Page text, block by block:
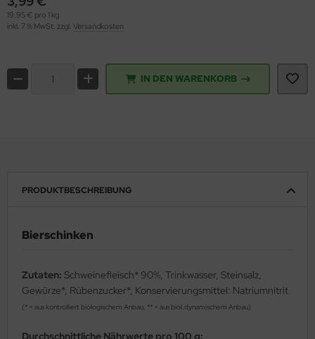
19,95 € pro 1 kg
inkl. 7 % MwSt. zzgl. Versandkosten
IN DEN WARENKORB
PRODUKTBESCHREIBUNG
Bierschinken
Zutaten: Schweinefleisch* 90%, Trinkwasser, Steinsalz,
Gewürze*, Rübenzucker*, Konservierungsmittel: Natriumnitrit
(* = aus kontrolliert biologischem Anbau, ** = aus biol.dynamischem Anbau)
Durchschnittliche Nährwerte pro 100 g: